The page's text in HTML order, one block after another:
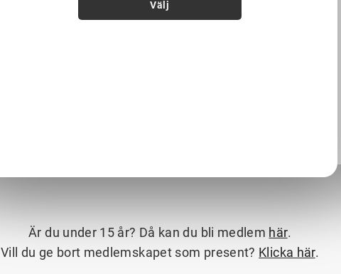
Välj
Är du under 15 år? Då kan du bli medlem här.
Vill du ge bort medlemskapet som present? Klicka här.